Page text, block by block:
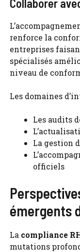
Collaborer
renforce la
entreprises
spécialisés
niveau de
Les domaines
Les audits
La gestion
officiels
émergents
La compliance
mutations